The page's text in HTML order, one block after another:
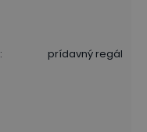
: prídavný regál